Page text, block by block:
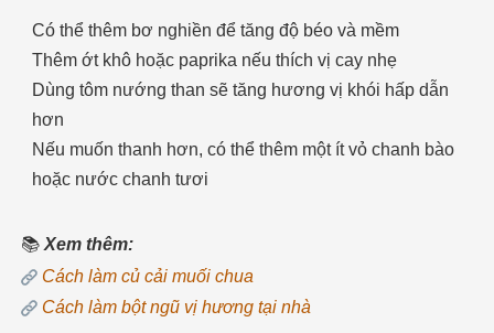
Có thể thêm bơ nghiền để tăng độ béo và mềm
Thêm ớt khô hoặc paprika nếu thích vị cay nhẹ
Dùng tôm nướng than sẽ tăng hương vị khói hấp dẫn
hơn
Nếu muốn thanh hơn, có thể thêm một ít vỏ chanh bào
hoặc nước chanh tươi
📚 Xem thêm:
Cách làm củ cải muối chua
Cách làm bột ngũ vị hương tại nhà